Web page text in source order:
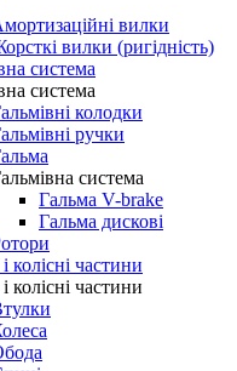
вилки
вилки (ригідність)
система
система
колодки
ручки
система
Гальма V-brake
Гальма дискові
колісні частини
колісні частини